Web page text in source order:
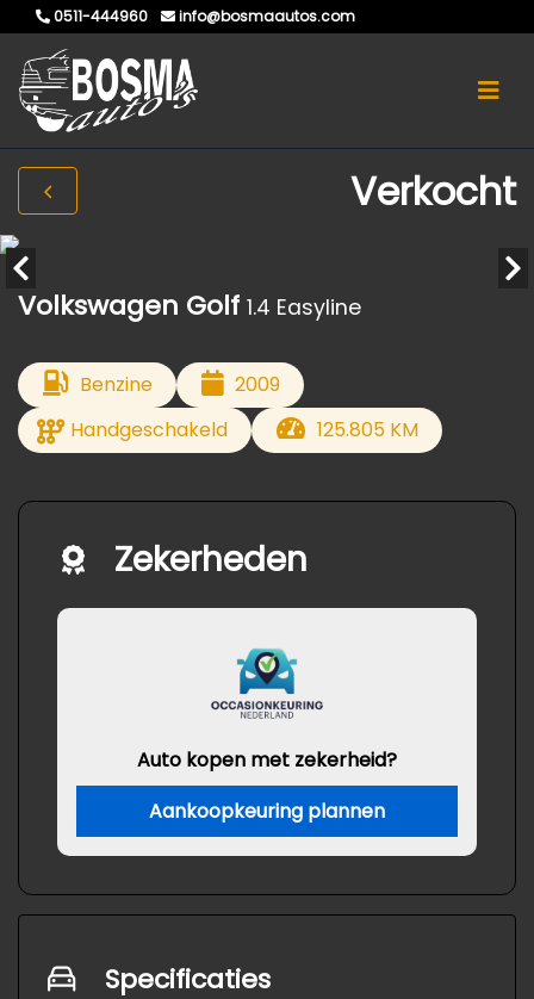
0511-444960 info@bosmaautos.com
Verkocht
Volkswagen Golf 1.4 Easyline
Benzine
2009
Handgeschakeld
125.805 KM
Zekerheden
Auto kopen met zekerheid?
Aankoopkeuring plannen
Specificaties